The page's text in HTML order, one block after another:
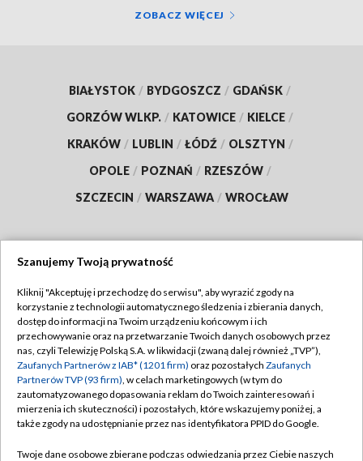
ZOBACZ WIĘCEJ
BIAŁYSTOK / BYDGOSZCZ / GDAŃSK /
GORZÓW WLKP. / KATOWICE / KIELCE /
KRAKÓW / LUBLIN / ŁÓDŹ / OLSZTYN /
OPOLE / POZNAŃ / RZESZÓW /
SZCZECIN / WARSZAWA / WROCŁAW
TVP
Abonament TVP
Emisja w TVP
Centrum informacji TVP
Naziemna Telewizja Cyfrowa
Regulamin TVP
Polityka prywatności
Moje zgody
Pomoc
Szanujemy Twoją prywatność
Kliknij "Akceptuję i przechodzę do serwisu", aby wyrazić zgody na
korzystanie z technologii automatycznego śledzenia i zbierania danych,
dostęp do informacji na Twoim urządzeniu końcowym i ich
przechowywanie oraz na przetwarzanie Twoich danych osobowych przez
nas, czyli Telewizję Polską S.A. w likwidacji (zwaną dalej również „TVP”),
Zaufanych Partnerów z IAB* (1201 firm) oraz pozostałych Zaufanych
Partnerów TVP (93 firm), w celach marketingowych (w tym do
zautomatyzowanego dopasowania reklam do Twoich zainteresowań i
mierzenia ich skuteczności) i pozostałych, które wskazujemy poniżej, a
także zgody na udostępnianie przez nas identyfikatora PPID do Google.
Twoje dane osobowe zbierane podczas odwiedzania przez Ciebie naszych